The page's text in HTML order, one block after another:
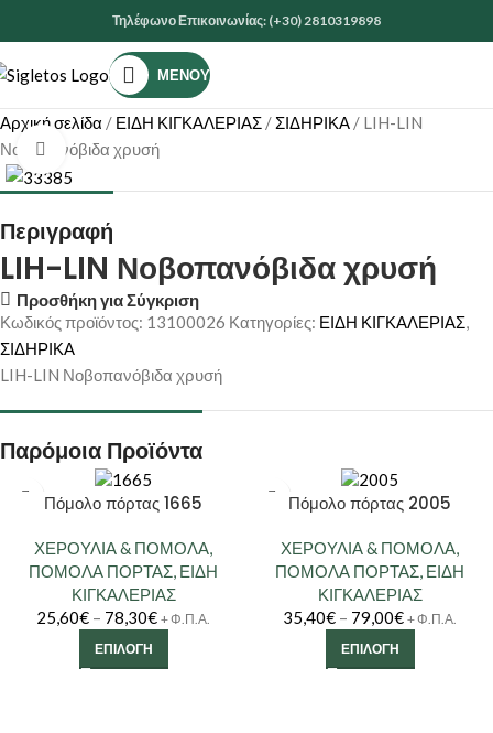
Τηλέφωνο Επικοινωνίας: (+30) 2810319898
ΜΕΝΟΎ
Αρχική σελίδα ΕΙΔΗ ΚΙΓΚΑΛΕΡΙΑΣ ΣΙΔΗΡΙΚΑ
LIH-LIN
Νοβοπανόβιδα χρυσή
Κάντε κλικ για μεγέθυνση
Περιγραφή
LIH-LIN Νοβοπανόβιδα χρυσή
Προσθήκη για Σύγκριση
Κωδικός προϊόντος: 13100026 Κατηγορίες: ΕΙΔΗ ΚΙΓΚΑΛΕΡΙΑΣ,
ΣΙΔΗΡΙΚΑ
LIH-LIN Νοβοπανόβιδα χρυσή
Παρόμοια Προϊόντα
Πόμολο πόρτας 1665
ΧΕΡΟΥΛΙΑ & ΠΟΜΟΛΑ,
ΠΟΜΟΛΑ ΠΟΡΤΑΣ, ΕΙΔΗ
ΚΙΓΚΑΛΕΡΙΑΣ
25,60€ – 78,30€ + Φ.Π.Α.
ΕΠΙΛΟΓΉ
Πόμολο πόρτας 2005
ΧΕΡΟΥΛΙΑ & ΠΟΜΟΛΑ,
ΠΟΜΟΛΑ ΠΟΡΤΑΣ, ΕΙΔΗ
ΚΙΓΚΑΛΕΡΙΑΣ
35,40€ – 79,00€ + Φ.Π.Α.
ΕΠΙΛΟΓΉ